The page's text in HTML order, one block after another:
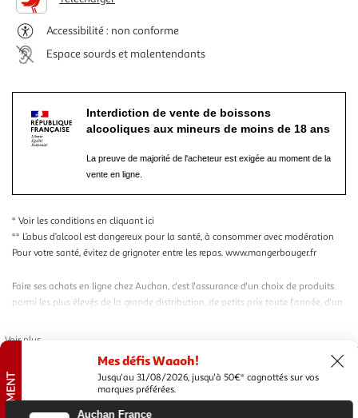
Auchan France
Accessibilité : non conforme
Espace sourds et malentendants
Interdiction de vente de boissons
alcooliques aux mineurs de moins de 18 ans
La preuve de majorité de l'acheteur est exigée au moment de la
vente en ligne.
* Voir les conditions en cliquant ici
** L’abus d’alcool est dangereux pour la santé, à consommer avec modération
Pour votre santé, évitez de grignoter entre les repas. www.mangerbouger.fr
Faire ses achats en ligne chez Auchan, c'est l'assurance d'un choix de produits
parmi les plus élevés de la grande distribution, de petits prix toute l'année, d'un
vous offrir, comme de multiples façons de faire vos
consigneset enclick and collect
. Vos achats maison, jardin, high-
tech et loisirs sont quant à eux livrables à domicile, en point relais, ou en
magasin.
Voir plus
Nos conditions générales
Mentions légales
Mes défis Waaoh!
Jusqu'au 31/08/2026, jusqu'à 50€* cagnottés sur vos
marques préférées.